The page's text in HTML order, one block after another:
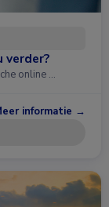
verder?
online …
informatie →